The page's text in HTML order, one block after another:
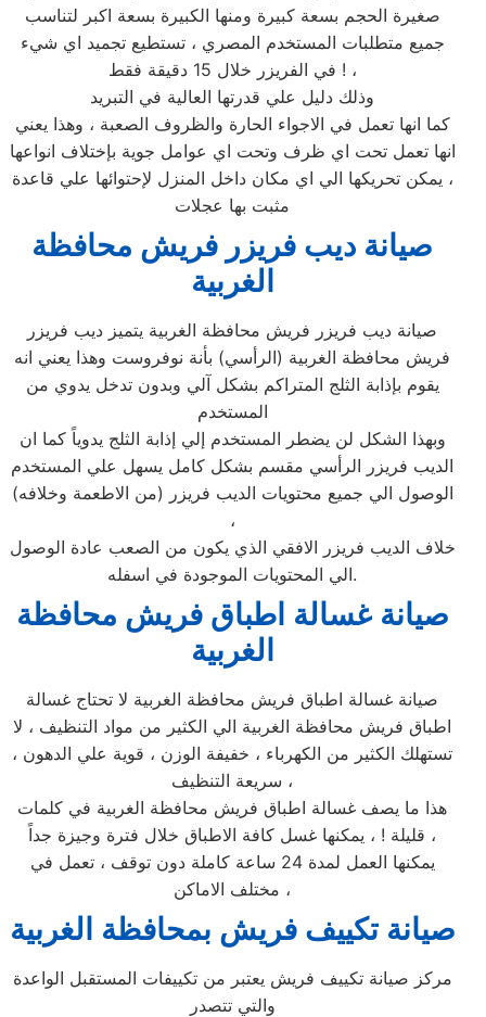
صغيرة الحجم بسعة كبيرة ومنها الكبيرة بسعة اكبر لتناسب
جميع متطلبات المستخدم المصري ، تستطيع تجميد اي شيء
في الفريزر خلال 15 دقيقة فقط ! ،
وذلك دليل علي قدرتها العالية في التبريد
كما انها تعمل في الاجواء الحارة والظروف الصعبة ، وهذا يعني
انها تعمل تحت اي ظرف وتحت اي عوامل جوية بإختلاف انواعها
، يمكن تحريكها الي اي مكان داخل المنزل لإحتوائها علي قاعدة
مثبت بها عجلات
صيانة ديب فريزر فريش محافظة
الغربية
صيانة ديب فريزر فريش محافظة الغربية يتميز ديب فريزر
فريش محافظة الغربية (الرأسي) بأنة نوفروست وهذا يعني انه
يقوم بإذابة الثلج المتراكم بشكل آلي وبدون تدخل يدوي من
المستخدم
وبهذا الشكل لن يضطر المستخدم إلي إذابة الثلج يدوياً كما ان
الديب فريزر الرأسي مقسم بشكل كامل يسهل علي المستخدم
الوصول الي جميع محتويات الديب فريزر (من الاطعمة وخلافه)
،
خلاف الديب فريزر الافقي الذي يكون من الصعب عادة الوصول
الي المحتويات الموجودة في اسفله.
صيانة غسالة اطباق فريش محافظة
الغربية
صيانة غسالة اطباق فريش محافظة الغربية لا تحتاج غسالة
اطباق فريش محافظة الغربية الي الكثير من مواد التنظيف ، لا
تستهلك الكثير من الكهرباء ، خفيفة الوزن ، قوية علي الدهون ،
سريعة التنظيف ،
هذا ما يصف غسالة اطباق فريش محافظة الغربية في كلمات
قليلة ! ، يمكنها غسل كافة الاطباق خلال فترة وجيزة جداً ،
يمكنها العمل لمدة 24 ساعة كاملة دون توقف ، تعمل في
مختلف الاماكن ،
صيانة تكييف فريش بمحافظة الغربية
مركز صيانة تكييف فريش يعتبر من تكييفات المستقبل الواعدة
والتي تتصدر